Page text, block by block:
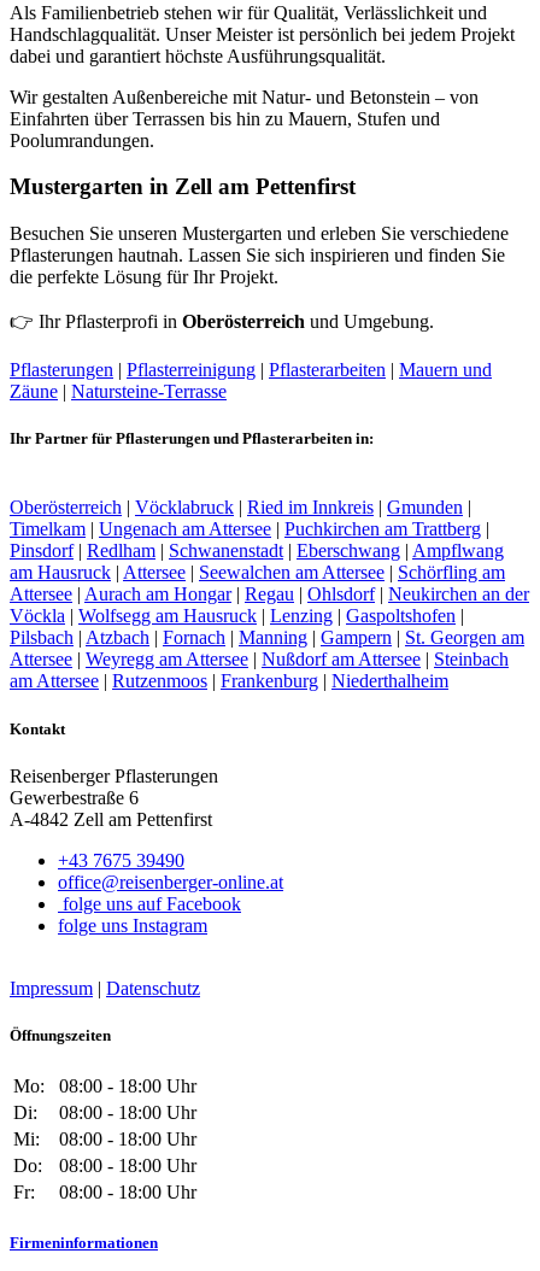
Als Familienbetrieb stehen wir für Qualität, Verlässlichkeit und
Handschlagqualität. Unser Meister ist persönlich bei jedem Projekt
dabei und garantiert höchste Ausführungsqualität.
Wir gestalten Außenbereiche mit Natur- und Betonstein – von
Einfahrten über Terrassen bis hin zu Mauern, Stufen und
Poolumrandungen.
Mustergarten in Zell am Pettenfirst
Besuchen Sie unseren Mustergarten und erleben Sie verschiedene
Pflasterungen hautnah. Lassen Sie sich inspirieren und finden Sie
die perfekte Lösung für Ihr Projekt.
👉 Ihr Pflasterprofi in Oberösterreich und Umgebung.
Pflasterungen | Pflasterreinigung | Pflasterarbeiten | Mauern und
Zäune | Natursteine-Terrasse
Ihr Partner für Pflasterungen und Pflasterarbeiten in:
Oberösterreich | Vöcklabruck | Ried im Innkreis | Gmunden |
Timelkam | Ungenach am Attersee | Puchkirchen am Trattberg |
Pinsdorf| Redlham | Schwanenstadt | Eberschwang | Ampflwang
am Hausruck | Attersee | Seewalchen am Attersee | Schörfling am
Attersee | Aurach am Hongar| Regau | Ohlsdorf| Neukirchen an der
Vöckla | Wolfsegg am Hausruck | Lenzing | Gaspoltshofen |
Pilsbach | Atzbach | Fornach | Manning | Gampern | St. Georgen am
Attersee | Weyregg am Attersee | Nußdorf am Attersee | Steinbach
am Attersee | Rutzenmoos | Frankenburg | Niederthalheim
Kontakt
Reisenberger Pflasterungen
Gewerbestraße 6
A-4842 Zell am Pettenfirst
+43 7675 39490
office@reisenberger-online.at
folge uns auf Facebook
folge uns Instagram
Impressum | Datenschutz
Öffnungszeiten
Mo:
08:00 - 18:00 Uhr
Di:
08:00 - 18:00 Uhr
Mi:
08:00 - 18:00 Uhr
Do:
08:00 - 18:00 Uhr
Fr:
08:00 - 18:00 Uhr
Firmeninformationen